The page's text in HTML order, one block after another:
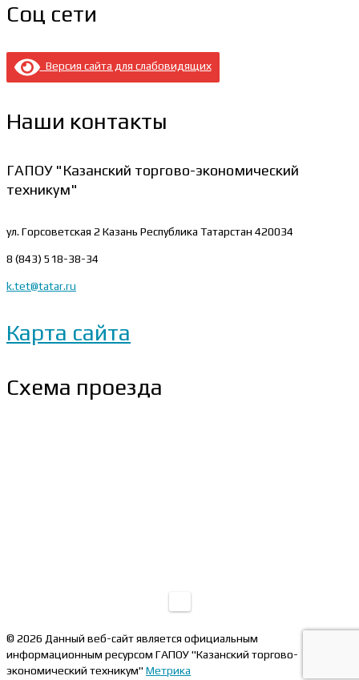
Соц сети
Версия сайта для слабовидящих
Наши контакты
ГАПОУ "Казанский торгово-экономический
техникум"
ул. Горсоветская 2 Казань Республика Татарстан 420034
8 (843) 518-38-34
k.tet@tatar.ru
Карта сайта
Схема проезда
© 2026 Данный веб-сайт является официальным
информационным ресурсом ГАПОУ "Казанский торгово-
экономический техникум" Метрика